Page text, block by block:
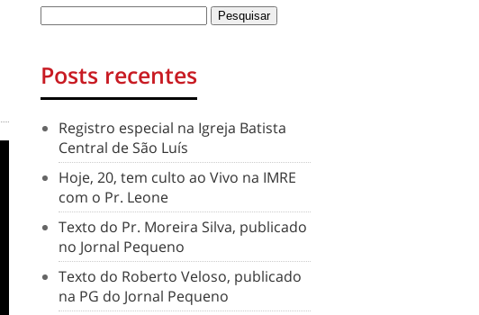
Posts recentes
Registro especial na Igreja Batista
Central de São Luís
Hoje, 20, tem culto ao Vivo na IMRE
com o Pr. Leone
Texto do Pr. Moreira Silva, publicado
no Jornal Pequeno
Texto do Roberto Veloso, publicado
na PG do Jornal Pequeno